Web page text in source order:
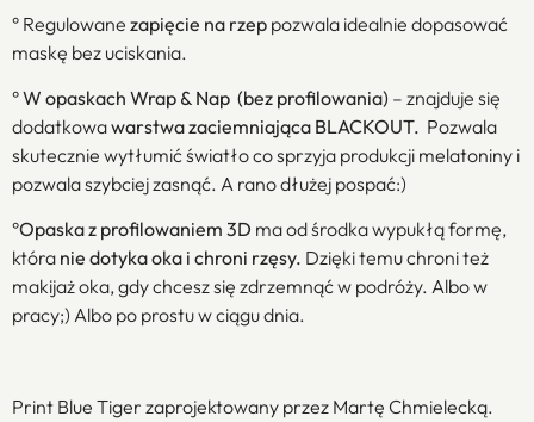
° Regulowane zapięcie na rzep pozwala idealnie dopasować
maskę bez uciskania.
°W opaskach Wrap & Nap (bez profilowania) – znajduje się
dodatkowawarstwa zaciemniająca BLACKOUT. Pozwala
skutecznie wytłumić światło co sprzyja produkcji melatoniny i
pozwala szybciej zasnąć. A rano dłużej pospać:)
°Opaska z profilowaniem 3D ma od środka wypukłą formę,
która nie dotyka oka i chroni rzęsy. Dzięki temu chroni też
makijaż oka, gdy chcesz się zdrzemnąć w podróży. Albo w
pracy;) Albo po prostu w ciągu dnia.
Print Blue Tiger zaprojektowany przez Martę Chmielecką.